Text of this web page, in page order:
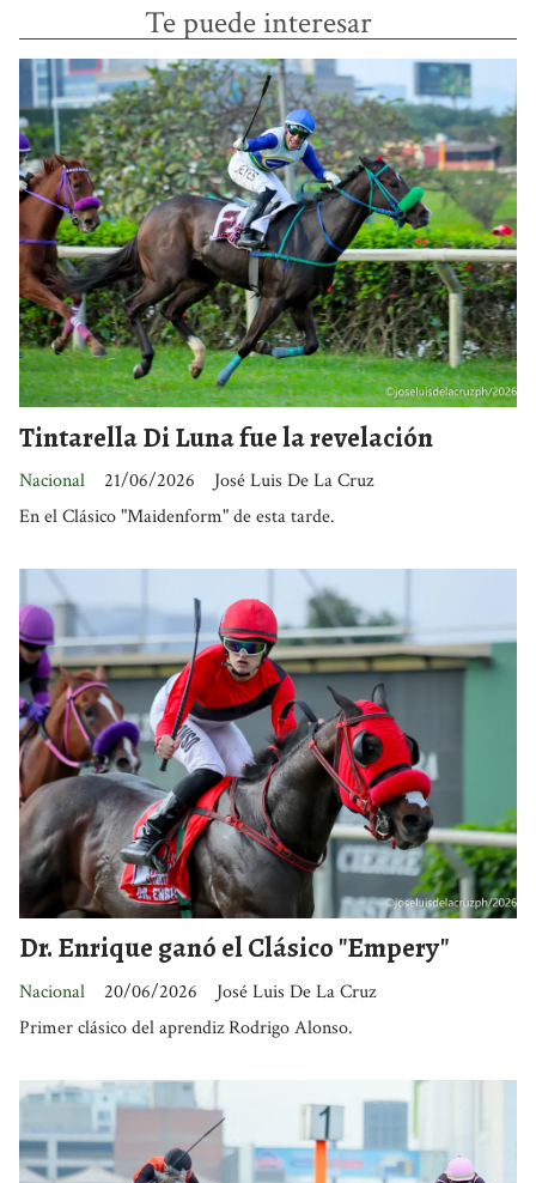
Te puede interesar
Tintarella Di Luna fue la revelación
José Luis De La Cruz
Nacional
21/06/2026
En el Clásico "Maidenform" de esta tarde.
Dr. Enrique ganó el Clásico "Empery"
José Luis De La Cruz
Nacional
20/06/2026
Primer clásico del aprendiz Rodrigo Alonso.